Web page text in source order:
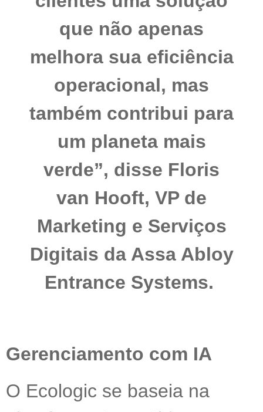
que não apenas
melhora sua eficiência
operacional, mas
também contribui para
um planeta mais
verde”, disse Floris
van Hooft, VP de
Marketing e Serviços
Digitais da Assa Abloy
Entrance Systems.
Gerenciamento com IA
O Ecologic se baseia na